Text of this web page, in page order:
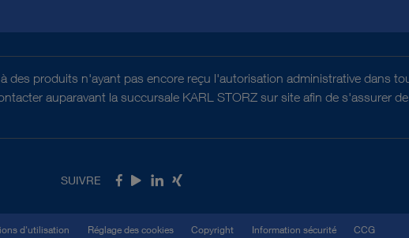
produits n'ayant pas encore reçu l'autorisation administrative dans
auparavant la succursale KARL STORZ sur site afin de s'assurer
SUIVRE Facebook
Youtube
LinkedIn
Xing
d'utilisation Réglage des cookies Copyright Information sécurité CCG